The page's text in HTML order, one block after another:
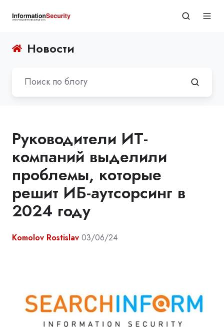
Новости
Руководители ИТ-
компаний выделили
проблемы, которые
решит ИБ-аутсорсинг в
2024 году
Komolov Rostislav 03/06/24